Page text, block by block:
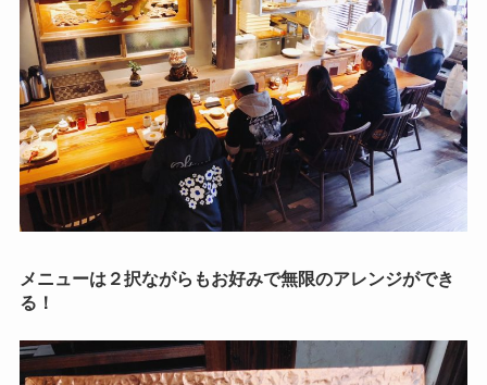
メニューは２択ながらもお好みで無限のアレンジができ
る！